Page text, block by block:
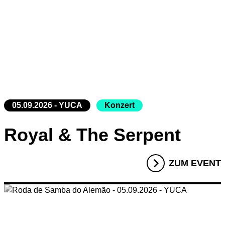
05.09.2026 - YUCA Konzert
Royal & The Serpent
ZUM EVENT